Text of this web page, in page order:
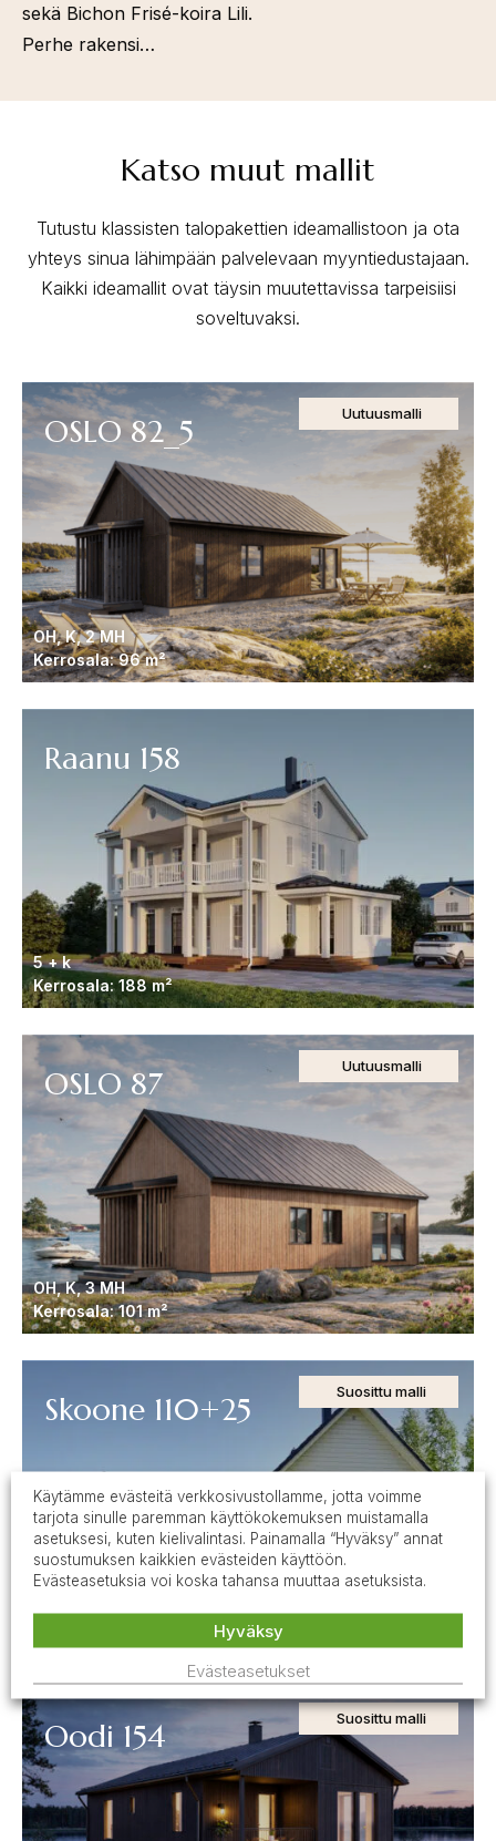
sekä Bichon Frisé-koira Lili.
Perhe rakensi…
Katso muut mallit
Tutustu klassisten talopakettien ideamallistoon ja ota
yhteys sinua lähimpään palvelevaan myyntiedustajaan.
Kaikki ideamallit ovat täysin muutettavissa tarpeisiisi
soveltuvaksi.
OH, K, 2 MH
Kerrosala: 96 m²
OSLO 82_5 Uutuusmalli
5 + k
Kerrosala: 188 m²
Raanu 158
OH, K, 3 MH
Kerrosala: 101 m²
OSLO 87 Uutuusmalli
4 h + k + rkt
Kerrosala: 126 + 32,5 m²
Skoone 110+25 Suosittu malli
Oodi 154 Suosittu malli
Käytämme evästeitä verkkosivustollamme, jotta voimme
tarjota sinulle paremman käyttökokemuksen muistamalla
asetuksesi, kuten kielivalintasi. Painamalla “Hyväksy” annat
suostumuksen kaikkien evästeiden käyttöön.
Evästeasetuksia voi koska tahansa muuttaa asetuksista.
Evästeasetukset
Hyväksy